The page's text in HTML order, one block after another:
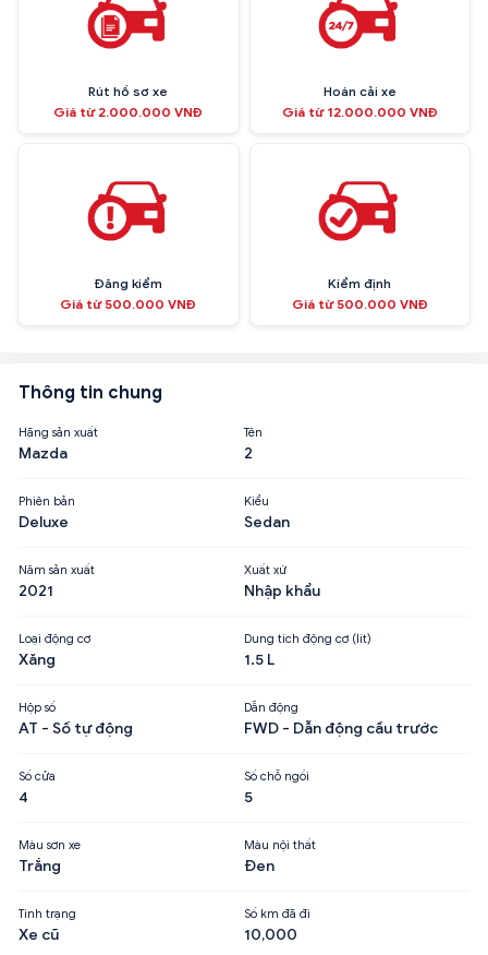
Rút hồ sơ xe
Giá từ 2.000.000 VNĐ
Hoán cải xe
Giá từ 12.000.000 VNĐ
Đăng kiểm
Giá từ 500.000 VNĐ
Kiểm định
Giá từ 500.000 VNĐ
Thông tin chung
Hãng sản xuất
Mazda
Tên
2
Phiên bản
Deluxe
Kiểu
Sedan
Năm sản xuất
2021
Xuất xứ
Nhập khẩu
Loại động cơ
Xăng
Dung tích động cơ (lít)
1.5 L
Hộp số
AT - Số tự động
Dẫn động
FWD - Dẫn động cầu trước
Số cửa
4
Số chỗ ngồi
5
Màu sơn xe
Trắng
Màu nội thất
Đen
Tình trạng
Xe cũ
Số km đã đi
10,000